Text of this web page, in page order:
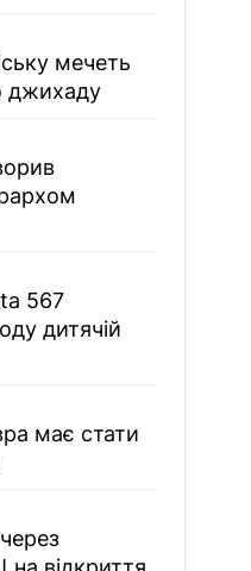
мечеть
джихаду
567
дитячій
має стати